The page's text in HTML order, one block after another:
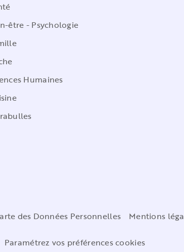
être - Psychologie
Humaines
des Données Personnelles Mentions
Paramétrez vos préférences cookies